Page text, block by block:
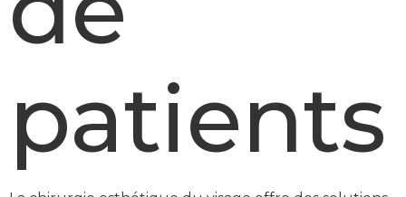
patients